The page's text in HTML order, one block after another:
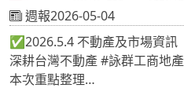
週報2026-05-04
✅2026.5.4 不動產及市場資訊
深耕台灣不動產 #詠群工商地產
本次重點整理